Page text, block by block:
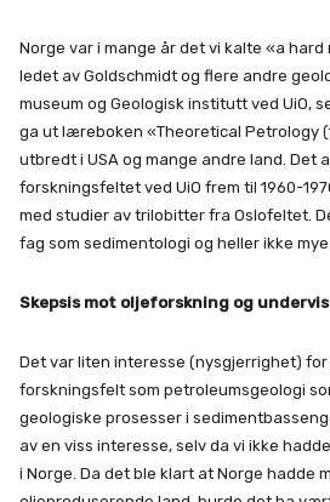
Norge var i mange år det vi kalte «a
ledet av Goldschmidt og flere andre
museum og Geologisk institutt ved UiO,
ga ut læreboken «Theoretical Petrology
utbredt i USA og mange andre land. Det
forskningsfeltet ved UiO frem til 1960-
med studier av trilobitter fra Oslofeltet.
fag som sedimentologi og heller ikke
Skepsis mot oljeforskning og
Det var liten interesse (nysgjerrighet) for
forskningsfelt som petroleumsgeologi
geologiske prosesser i
av en viss interesse, selv da vi ikke
i Norge. Da det ble klart at Norge hadde